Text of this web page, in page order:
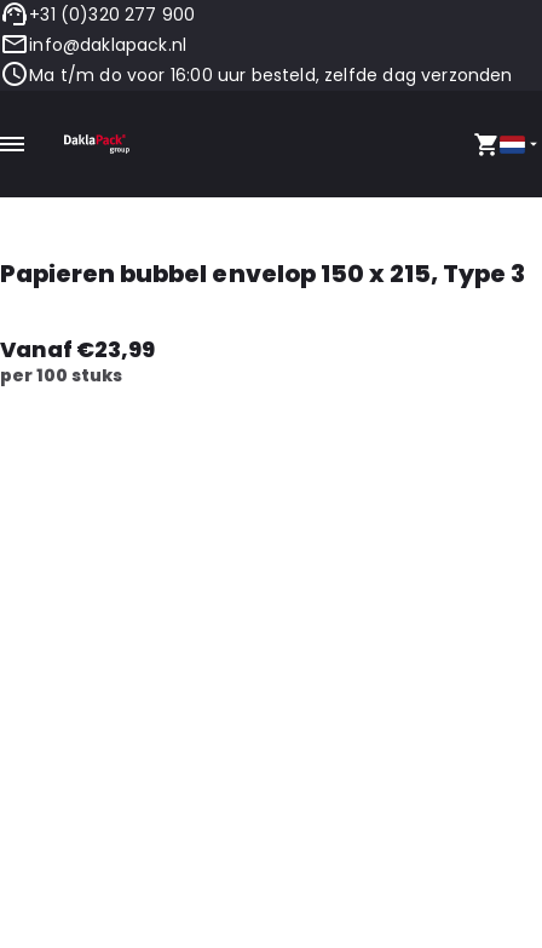
+31 (0)320 277 900
info@daklapack.nl
Ma t/m do voor 16:00 uur besteld, zelfde dag verzonden
Papieren bubbel envelop 150 x 215, Type 3
Vanaf €23,99
per 100 stuks